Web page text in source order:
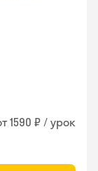
1590 ₽ / урок